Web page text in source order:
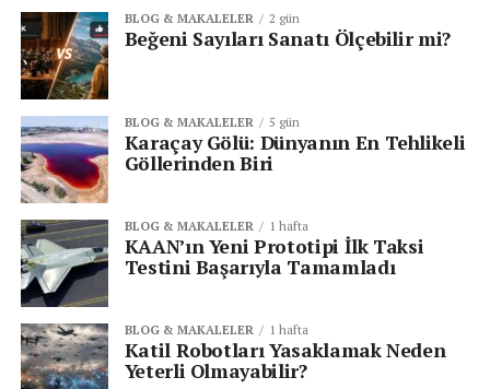
BLOG & MAKALELER 2 gün
Beğeni Sayıları Sanatı Ölçebilir mi?
BLOG & MAKALELER 5 gün
Karaçay Gölü: Dünyanın En Tehlikeli
Göllerinden Biri
BLOG & MAKALELER 1 hafta
KAAN’ın Yeni Prototipi İlk Taksi
Testini Başarıyla Tamamladı
BLOG & MAKALELER 1 hafta
Katil Robotları Yasaklamak Neden
Yeterli Olmayabilir?